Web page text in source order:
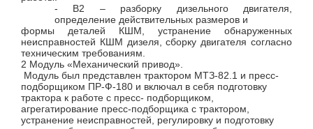
- В2 – разборку дизельного двигателя,
определение действительных размеров и
формы деталей КШМ, устранение обнаруженных
неисправностей КШМ дизеля, сборку двигателя согласно
техническим требованиям.
2 Модуль «Механический привод».
Модуль был представлен трактором МТЗ-82.1 и пресс-
подборщиком ПР-Ф-180 и включал в себя подготовку
трактора к работе с пресс- подборщиком,
агрегатирование пресс-подборщика с трактором,
устранение неисправностей, регулировку и подготовку